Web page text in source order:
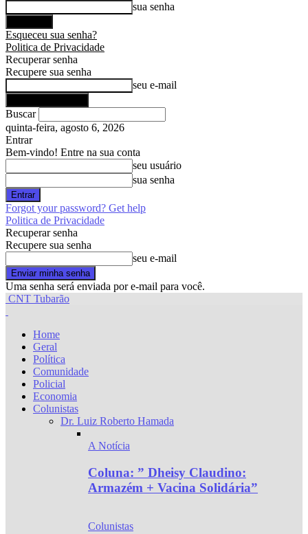
sua senha
Esqueceu sua senha?
Politica de Privacidade
Recuperar senha
Recupere sua senha
seu e-mail
Buscar
quinta-feira, agosto 6, 2026
Entrar
Bem-vindo! Entre na sua conta
seu usuário
sua senha
Forgot your password? Get help
Politica de Privacidade
Recuperar senha
Recupere sua senha
seu e-mail
Uma senha será enviada por e-mail para você.
CNT Tubarão
Home
Geral
Política
Comunidade
Policial
Economia
Colunistas
Dr. Luiz Roberto Hamada
A Notícia
Coluna: ” Dheisy Claudino:
Armazém + Vacina Solidária”
Colunistas